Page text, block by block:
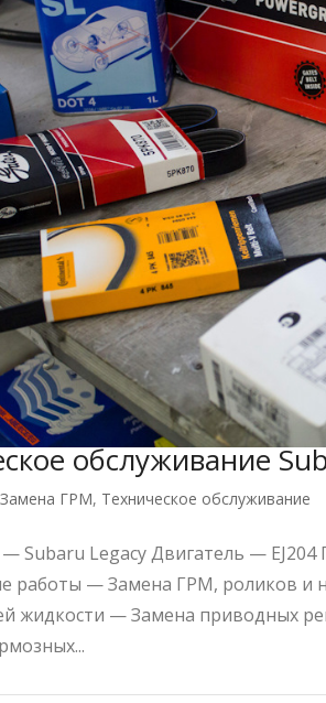
обслуживание
Замена ГРМ, Техническое обслуживание
Subaru Legacy Двигатель —
работы — Замена ГРМ, роликов и
жидкости — Замена приводных